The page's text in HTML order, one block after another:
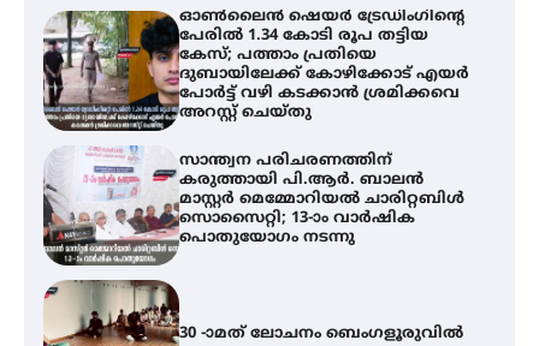
ഓൺലൈൻ ഷെയർ ട്രേഡിംഗിന്റെ
പേരിൽ 1.34 കോടി രൂപ തട്ടിയ
കേസ്; പത്താം പ്രതിയെ
ദുബായിലേക്ക് കോഴിക്കോട് എയർ
പോർട്ട് വഴി കടക്കാൻ ശ്രമിക്കവെ
അറസ്റ്റ് ചെയ്തു
സാന്ത്വന പരിചരണത്തിന്
കരുത്തായി പി.ആർ. ബാലൻ
മാസ്റ്റർ മെമ്മോറിയൽ ചാരിറ്റബിൾ
സൊസൈറ്റി; 13-ാം വാർഷിക
പൊതുയോഗം നടന്നു
30 -ാമത് ലോചനം ബെംഗളൂരുവിൽ